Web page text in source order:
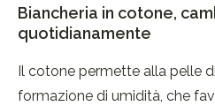
Biancheria in cotone,
quotidianamente
Il cotone permette alla pelle
formazione di umidità, che